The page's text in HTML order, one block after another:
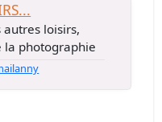
autres loisirs,
la photographie